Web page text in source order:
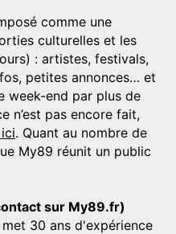
comme une
culturelles et les
: artistes, festivals,
petites annonces… et
week-end par plus de
n’est pas encore fait,
. Quant au nombre de
My89 réunit un public
sur My89.fr)
30 ans d'expérience